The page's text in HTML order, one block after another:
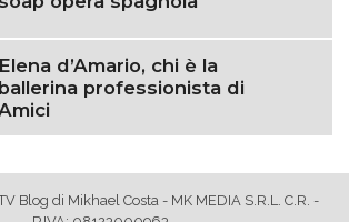
Elena d’Amario, chi è la
ballerina professionista di
Blog di Mikhael Costa - MK MEDIA S.R.L. C.R. -